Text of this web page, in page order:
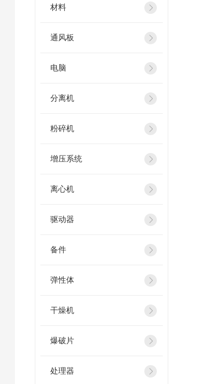
材料
通风板
电脑
分离机
粉碎机
增压系统
离心机
驱动器
备件
弹性体
干燥机
爆破片
处理器